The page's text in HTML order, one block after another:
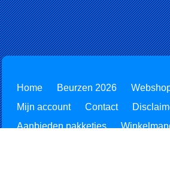
Home Beurzen 2026
Mijn account
Contact
Aanbieden pakketjes